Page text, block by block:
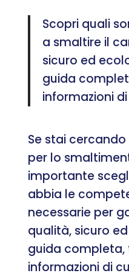
Scopri quali
a smaltire il
sicuro ed
guida
informazioni
Se stai
per lo
importante
abbia le
necessarie per
qualità, sicuro
guida
informazioni di